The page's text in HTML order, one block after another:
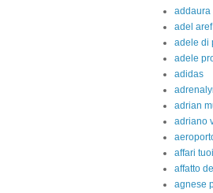
addaura
adel aref
adele di
adele
adidas
adrian
adriano
affari tuoi
affatto
agnese